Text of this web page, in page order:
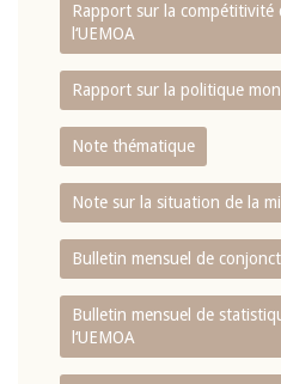
Rapport sur la compétitivité
l‘UEMOA
Rapport sur la politique
Note thématique
Note sur la situation de la
Bulletin mensuel de
Bulletin mensuel de
l‘UEMOA